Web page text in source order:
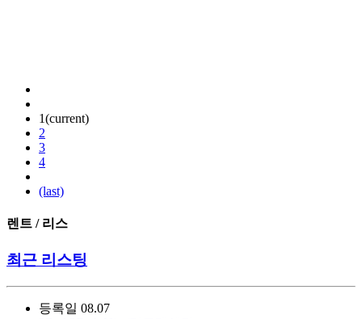
1(current)
2
3
4
(last)
렌트 / 리스
최근 리스팅
등록일 08.07